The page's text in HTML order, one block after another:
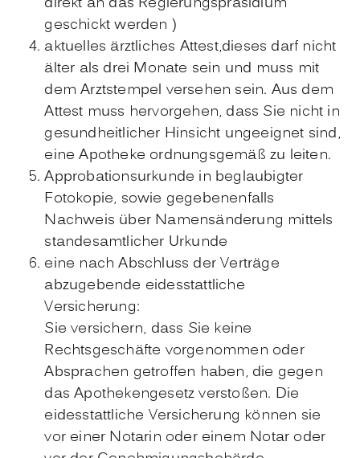
geschickt werden )
aktuelles ärztliches Attest,dieses darf nicht
älter als drei Monate sein und muss mit
dem Arztstempel versehen sein. Aus dem
Attest muss hervorgehen, dass Sie nicht in
gesundheitlicher Hinsicht ungeeignet sind,
eine Apotheke ordnungsgemäß zu leiten.
Approbationsurkunde in beglaubigter
Fotokopie, sowie gegebenenfalls
Nachweis über Namensänderung mittels
standesamtlicher Urkunde
eine nach Abschluss der Verträge
abzugebende eidesstattliche
Versicherung:
Sie versichern, dass Sie keine
Rechtsgeschäfte vorgenommen oder
Absprachen getroffen haben, die gegen
das Apothekengesetz verstoßen. Die
eidesstattliche Versicherung können sie
vor einer Notarin oder einem Notar oder